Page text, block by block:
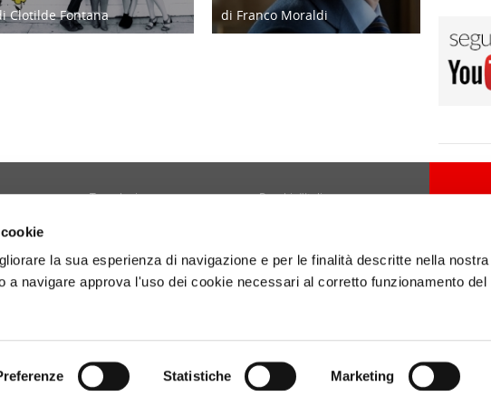
la sua esperienza di navigazione e per le finalità descritte nella nostra
a navigare approva l'uso dei cookie necessari al corretto funzionamento del
Statistiche Marketing
Clotilde Fontana
di Franco Moraldi
Tecnologia
Diario di Viaggio
Attività
Borghi d'Italia
Copertina
01160141006.
Design